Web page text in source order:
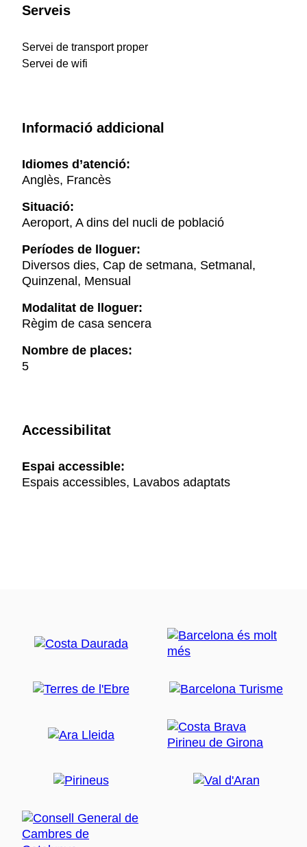
Serveis
Servei de transport proper
Servei de wifi
Informació addicional
Idiomes d’atenció:
Anglès, Francès
Situació:
Aeroport, A dins del nucli de població
Períodes de lloguer:
Diversos dies, Cap de setmana, Setmanal,
Quinzenal, Mensual
Modalitat de lloguer:
Règim de casa sencera
Nombre de places:
5
Accessibilitat
Espai accessible:
Espais accessibles, Lavabos adaptats